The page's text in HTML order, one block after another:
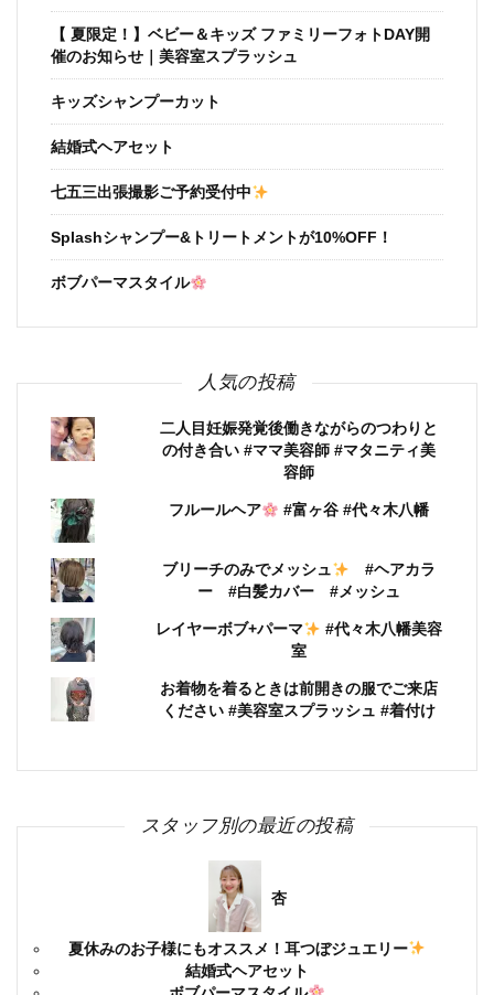
【 夏限定！】ベビー＆キッズ ファミリーフォトDAY開
催のお知らせ｜美容室スプラッシュ
キッズシャンプーカット
結婚式ヘアセット
七五三出張撮影ご予約受付中
Splashシャンプー&トリートメントが10%OFF！
ボブパーマスタイル
人気の投稿
二人目妊娠発覚後働きながらのつわりと
の付き合い #ママ美容師 #マタニティ美
容師
フルールヘア #富ヶ谷 #代々木八幡
ブリーチのみでメッシュ
#ヘアカラ
ー #白髪カバー #メッシュ
レイヤーボブ+パーマ
#代々木八幡美容
室
お着物を着るときは前開きの服でご来店
ください #美容室スプラッシュ #着付け
スタッフ別の最近の投稿
杏
夏休みのお子様にもオススメ！耳つぼジュエリー
結婚式ヘアセット